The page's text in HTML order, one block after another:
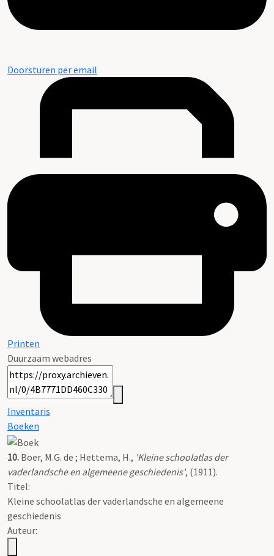
Doorsturen per email
Printen
Duurzaam webadres
Inventaris
Boeken
10. Boer, M.G. de ; Hettema, H., 'Kleine schoolatlas der
vaderlandsche en algemeene geschiedenis', (1911).
Titel:
Kleine schoolatlas der vaderlandsche en algemeene
geschiedenis
Auteur: